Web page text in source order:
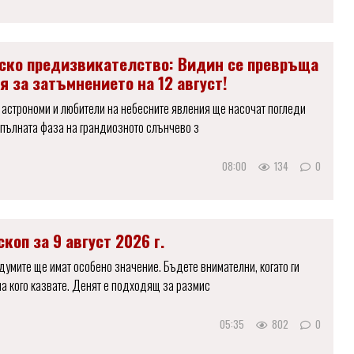
предизвикателство: Видин се превръща
за затъмнението на 12 август!
и любители на небесните явления ще насочат погледи
фаза на грандиозното слънчево з
08:00 134 0
за 9 август 2026 г.
ще имат особено значение. Бъдете внимателни, когато ги
кого казвате. Денят е подходящ за размис
05:35 802 0